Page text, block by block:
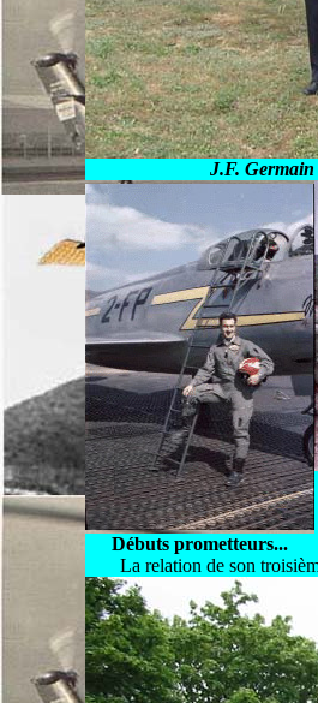
J.F.
Débuts prometteurs...
La relation de son